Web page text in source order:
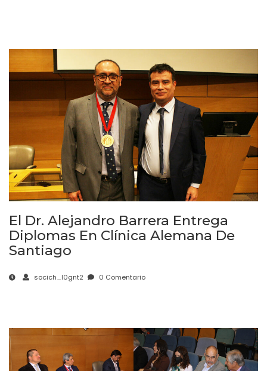
El Dr. Alejandro Barrera Entrega
Diplomas En Clínica Alemana De
Santiago
socich_l0gnt2 0 Comentario